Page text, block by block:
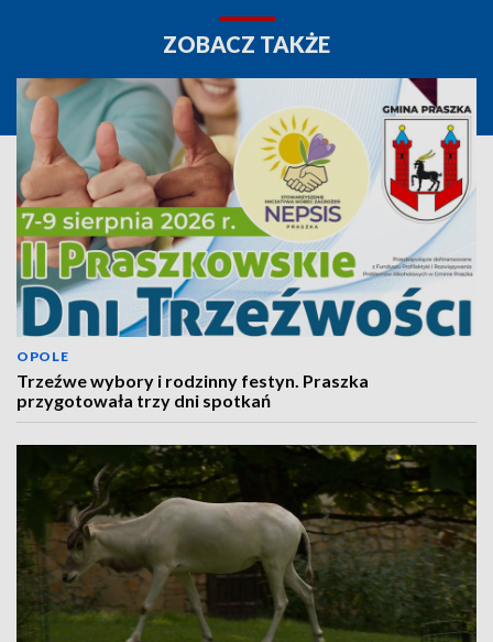
ZOBACZ TAKŻE
OPOLE
Trzeźwe wybory i rodzinny festyn. Praszka
przygotowała trzy dni spotkań